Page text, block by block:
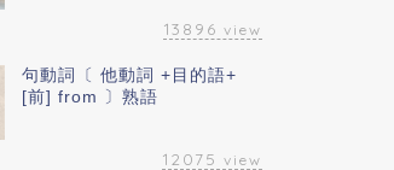
13896 view
句動詞〔 他動詞 +目的語+
[前] from 〕熟語
12075 view